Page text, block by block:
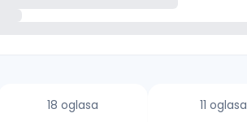
18 oglasa 11 oglasa